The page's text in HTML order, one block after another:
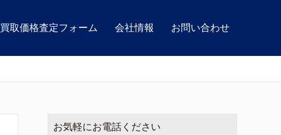
買取価格査定フォーム 会社情報 お問い合わせ
お気軽にお電話ください